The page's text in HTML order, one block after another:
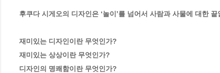
후쿠다 시게오의 디자인은 ‘놀이’를 넘어서 사람과 사물에 대한
재미있는 디자인이란 무엇인가?
재미있는 상상이란 무엇인가?
디자인의 명쾌함이란 무엇인가?